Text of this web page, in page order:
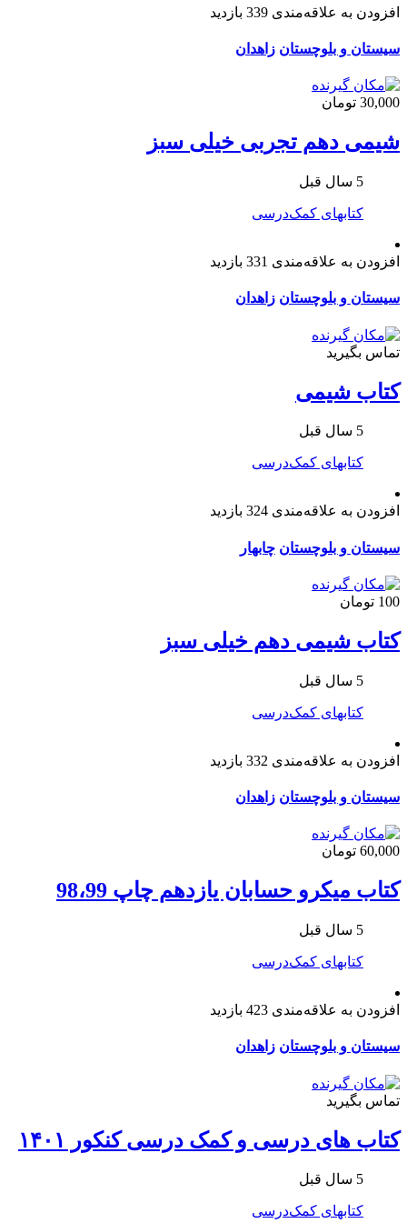
افزودن به علاقه‌مندی 339 بازدید
سیستان و بلوچستان زاهدان
30,000 تومان
شیمی دهم تجربی خیلی سبز
5 سال قبل
کتابهای کمک‌درسی
افزودن به علاقه‌مندی 331 بازدید
سیستان و بلوچستان زاهدان
تماس بگیرید
کتاب شیمی
5 سال قبل
کتابهای کمک‌درسی
افزودن به علاقه‌مندی 324 بازدید
سیستان و بلوچستان چابهار
100 تومان
کتاب شیمی دهم خیلی سبز
5 سال قبل
کتابهای کمک‌درسی
افزودن به علاقه‌مندی 332 بازدید
سیستان و بلوچستان زاهدان
60,000 تومان
کتاب میکرو حسابان یازدهم چاپ 98،99
5 سال قبل
کتابهای کمک‌درسی
افزودن به علاقه‌مندی 423 بازدید
سیستان و بلوچستان زاهدان
تماس بگیرید
کتاب های درسی و کمک درسی کنکور ۱۴۰۱
5 سال قبل
کتابهای کمک‌درسی